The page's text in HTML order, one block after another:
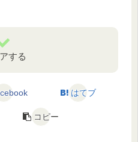
する
はてブ
コピー